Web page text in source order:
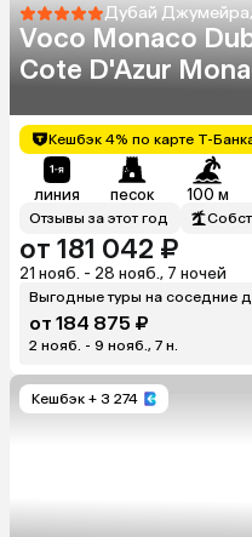
Дубай
Voco Monaco
Cote D'Azur
Кешбэк 4% по карте Т-
линия песок 100 м
Отзывы за этот год
от 181 042 ₽
21 нояб. - 28 нояб., 7 ночей
Выгодные туры на соседние
от 184 875 ₽
2 нояб. - 9 нояб., 7 н.
Кешбэк + 3 274